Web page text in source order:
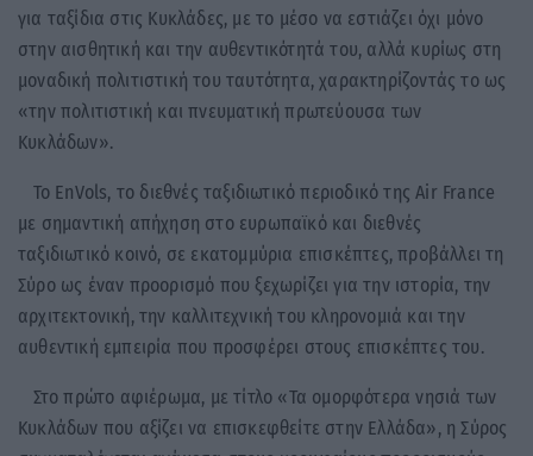
για ταξίδια στις Κυκλάδες, με το μέσο να εστιάζει όχι μόνο
στην αισθητική και την αυθεντικότητά του, αλλά κυρίως στη
μοναδική πολιτιστική του ταυτότητα, χαρακτηρίζοντάς το ως
«την πολιτιστική και πνευματική πρωτεύουσα των
Κυκλάδων».
Το EnVols, το διεθνές ταξιδιωτικό περιοδικό της Air France
με σημαντική απήχηση στο ευρωπαϊκό και διεθνές
ταξιδιωτικό κοινό, σε εκατομμύρια επισκέπτες, προβάλλει τη
Σύρο ως έναν προορισμό που ξεχωρίζει για την ιστορία, την
αρχιτεκτονική, την καλλιτεχνική του κληρονομιά και την
αυθεντική εμπειρία που προσφέρει στους επισκέπτες του.
Στο πρώτο αφιέρωμα, με τίτλο «Τα ομορφότερα νησιά των
Κυκλάδων που αξίζει να επισκεφθείτε στην Ελλάδα», η Σύρος